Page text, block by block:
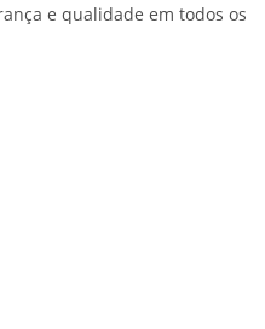
e qualidade em todos os